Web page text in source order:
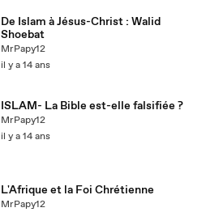
De Islam à Jésus-Christ : Walid
Shoebat
MrPapy12
il y a 14 ans
ISLAM- La Bible est-elle falsifiée ?
MrPapy12
il y a 14 ans
L'Afrique et la Foi Chrétienne
MrPapy12